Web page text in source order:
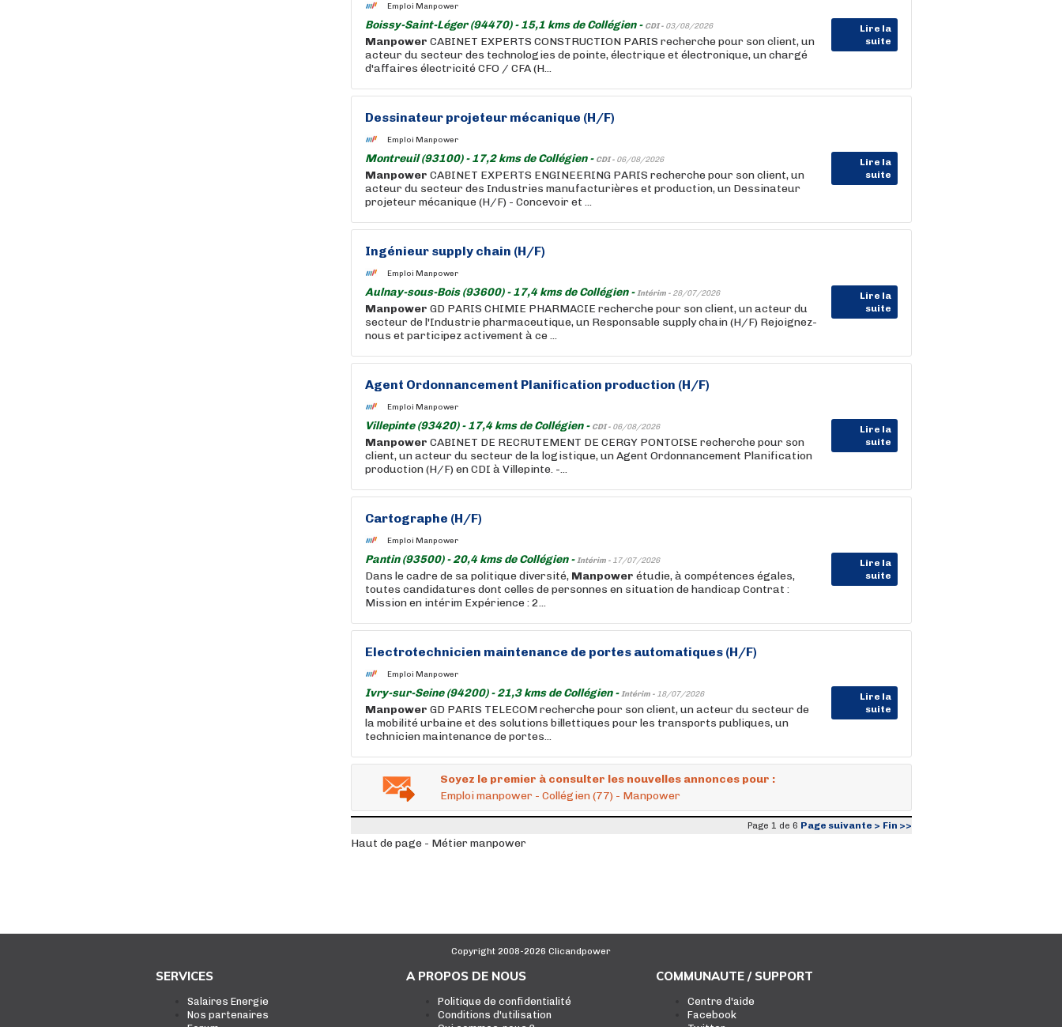
Emploi Manpower
Boissy-Saint-Léger (94470) - 15,1 kms de Collégien - CDI - 03/08/2026
Lire la
suite
Manpower CABINET EXPERTS CONSTRUCTION PARIS recherche pour son client, un
acteur du secteur des technologies de pointe, électrique et électronique, un chargé
d'affaires électricité CFO / CFA (H...
Dessinateur projeteur mécanique (H/F)
Emploi Manpower
Montreuil (93100) - 17,2 kms de Collégien - CDI - 06/08/2026
Lire la
suite
Manpower CABINET EXPERTS ENGINEERING PARIS recherche pour son client, un
acteur du secteur des Industries manufacturières et production, un Dessinateur
projeteur mécanique (H/F) - Concevoir et ...
Ingénieur supply chain (H/F)
Emploi Manpower
Aulnay-sous-Bois (93600) - 17,4 kms de Collégien -Intérim - 28/07/2026
Lire la
suite
Manpower GD PARIS CHIMIE PHARMACIE recherche pour son client, un acteur du
secteur de l'Industrie pharmaceutique, un Responsable supply chain (H/F) Rejoignez-
nous et participez activement à ce ...
Agent Ordonnancement Planification production (H/F)
Emploi Manpower
Villepinte (93420) - 17,4 kms de Collégien - CDI - 06/08/2026
Lire la
suite
Manpower CABINET DE RECRUTEMENT DE CERGY PONTOISE recherche pour son
client, un acteur du secteur de la logistique, un Agent Ordonnancement Planification
production (H/F) en CDI à Villepinte. -...
Cartographe (H/F)
Emploi Manpower
Pantin (93500) - 20,4 kms de Collégien -Intérim - 17/07/2026
Lire la
suite
Dans le cadre de sa politique diversité, Manpower étudie, à compétences égales,
toutes candidatures dont celles de personnes en situation de handicap Contrat :
Mission en intérim Expérience : 2...
Electrotechnicien maintenance de portes automatiques (H/F)
Emploi Manpower
Ivry-sur-Seine (94200) - 21,3 kms de Collégien -Intérim - 18/07/2026
Lire la
suite
Manpower GD PARIS TELECOM recherche pour son client, un acteur du secteur de
la mobilité urbaine et des solutions billettiques pour les transports publiques, un
technicien maintenance de portes...
Soyez le premier à consulter les nouvelles annonces pour :
Emploi manpower - Collégien (77) - Manpower
Page 1 de 6 Page suivante > Fin >>
Haut de page - Métier manpower
Copyright 2008-2026 Clicandpower
SERVICES
Salaires Energie
Nos partenaires
A PROPOS DE NOUS
Politique de confidentialité
Conditions d'utilisation
COMMUNAUTE / SUPPORT
Centre d'aide
Facebook